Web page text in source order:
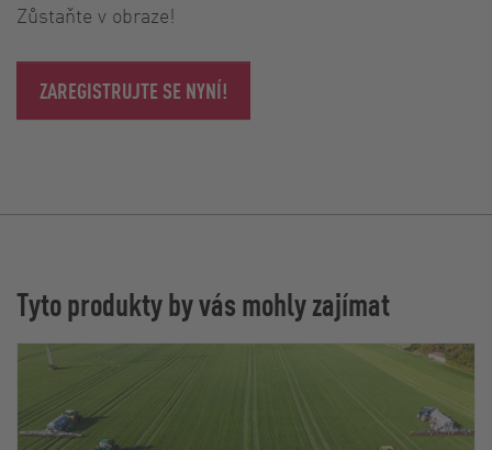
Zůstaňte v obraze!
ZAREGISTRUJTE SE NYNÍ!
Tyto produkty by vás mohly zajímat